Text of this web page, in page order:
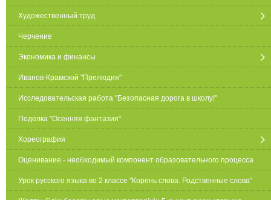
Художественный труд
Черчение
Экономика и финансы
Иванов-Крамской "Прелюдия"
Исследовательская работа "Безопасная дорога в школу!"
Поделка "Осенняя фантазия"
Хореография
Оценивание - необходимый компонент образовательного процесса
Урок русского языка во 2 классе "Корень слова. Родственные слова"